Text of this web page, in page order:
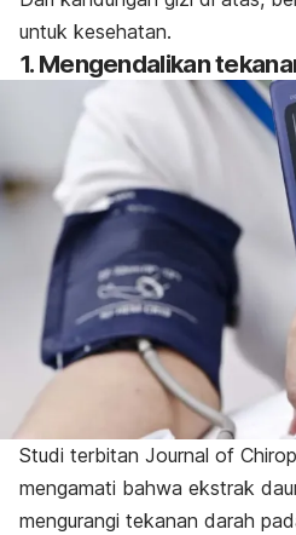
untuk kesehatan.
1. Mengendalikan
Studi terbitan Journal of
mengamati bahwa ekstrak
mengurangi tekanan darah